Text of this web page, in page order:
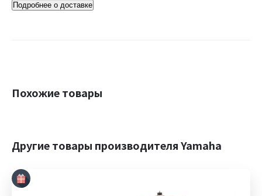
Подробнее о доставке
Похожие товары
Другие товары производителя Yamaha